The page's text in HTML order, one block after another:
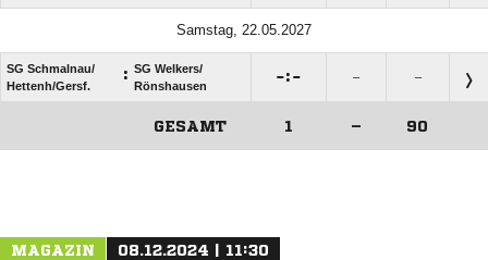
Samstag, 22.05.2027
SG Schmalnau/​
Hettenh/​Gersf.
: SG Welkers/​
Rönshausen
: – –
GESAMT 1 – 90
MAGAZIN 08.12.2024 | 11:30